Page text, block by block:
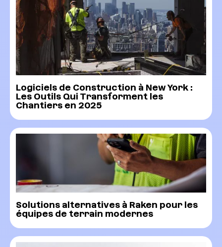
Logiciels de Construction à New York :
Les Outils Qui Transforment les
Chantiers en 2025
Solutions alternatives à Raken pour les
équipes de terrain modernes